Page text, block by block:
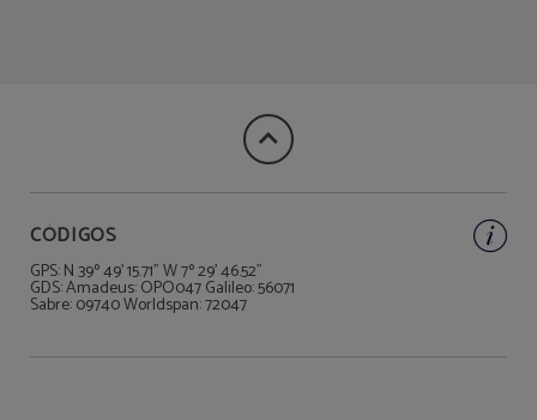
CÓDIGOS
GPS: N 39º 49' 15.71" W 7º 29' 46.52"
GDS: Amadeus: OPO047 Galileo: 56071
Sabre: 09740 Worldspan: 72047